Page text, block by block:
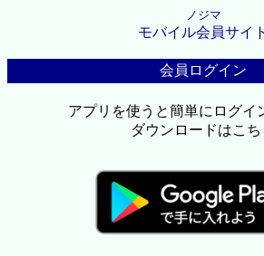
ノジマ
モバイル会員サイト
会員ログイン
アプリを使うと簡単にログイ
ダウンロードはこち